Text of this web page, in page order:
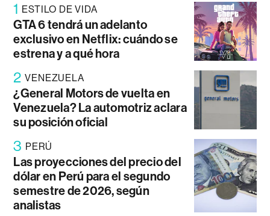
1 ESTILO DE VIDA
GTA 6 tendrá un adelanto
exclusivo en Netflix: cuándo se
estrena y a qué hora
2 VENEZUELA
¿General Motors de vuelta en
Venezuela? La automotriz aclara
su posición oficial
3 PERÚ
Las proyecciones del precio del
dólar en Perú para el segundo
semestre de 2026, según
analistas